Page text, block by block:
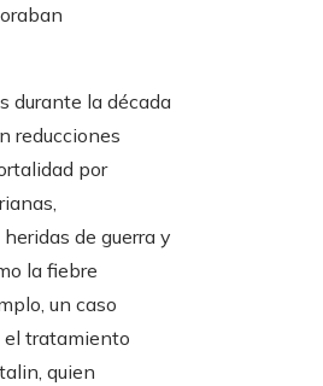
durante la década
reducciones
por
de guerra y
la fiebre
un caso
el tratamiento
quien